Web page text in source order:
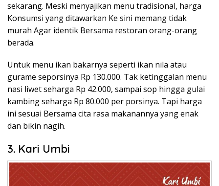
sekarang. Meski menyajikan menu tradisional, harga
Konsumsi yang ditawarkan Ke sini memang tidak
murah Agar identik Bersama restoran orang-orang
berada.
Untuk menu ikan bakarnya seperti ikan nila atau
gurame seporsinya Rp 130.000. Tak ketinggalan menu
nasi liwet seharga Rp 42.000, sampai sop hingga gulai
kambing seharga Rp 80.000 per porsinya. Tapi harga
ini sesuai Bersama cita rasa makanannya yang enak
dan bikin nagih.
3. Kari Umbi